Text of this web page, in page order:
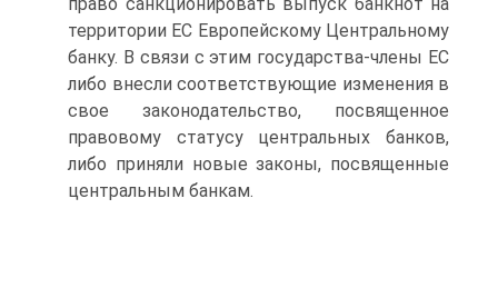
право санкционировать выпуск банкнот на
территории ЕС Европейскому Центральному
банку. В связи с этим государства-члены ЕС
либо внесли соответствующие изменения в
свое законодательство, посвященное
правовому статусу центральных банков,
либо приняли новые законы, посвященные
центральным банкам.